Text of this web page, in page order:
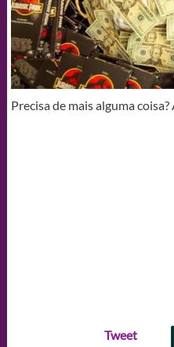
Precisa de mais alguma
Tweet